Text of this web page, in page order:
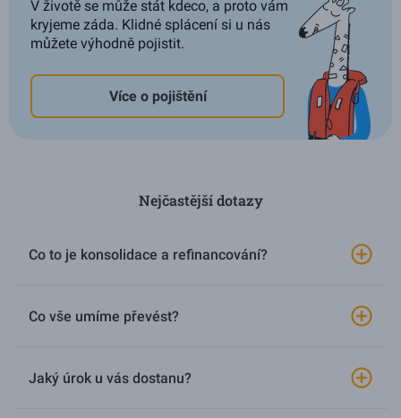
V životě se může stát kdeco, a proto vám
kryjeme záda. Klidné splácení si u nás
můžete výhodně pojistit.
Více o pojištění
Nejčastější dotazy
Co to je konsolidace a refinancování?
Co vše umíme převést?
Jaký úrok u vás dostanu?